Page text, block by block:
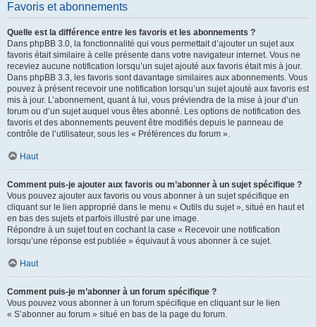
Favoris et abonnements
Quelle est la différence entre les favoris et les abonnements ?
Dans phpBB 3.0, la fonctionnalité qui vous permettait d’ajouter un sujet aux
favoris était similaire à celle présente dans votre navigateur internet. Vous ne
receviez aucune notification lorsqu’un sujet ajouté aux favoris était mis à jour.
Dans phpBB 3.3, les favoris sont davantage similaires aux abonnements. Vous
pouvez à présent recevoir une notification lorsqu’un sujet ajouté aux favoris est
mis à jour. L’abonnement, quant à lui, vous préviendra de la mise à jour d’un
forum ou d’un sujet auquel vous êtes abonné. Les options de notification des
favoris et des abonnements peuvent être modifiés depuis le panneau de
contrôle de l’utilisateur, sous les « Préférences du forum ».
Haut
Comment puis-je ajouter aux favoris ou m’abonner à un sujet spécifique ?
Vous pouvez ajouter aux favoris ou vous abonner à un sujet spécifique en
cliquant sur le lien approprié dans le menu « Outils du sujet », situé en haut et
en bas des sujets et parfois illustré par une image.
Répondre à un sujet tout en cochant la case « Recevoir une notification
lorsqu’une réponse est publiée » équivaut à vous abonner à ce sujet.
Haut
Comment puis-je m’abonner à un forum spécifique ?
Vous pouvez vous abonner à un forum spécifique en cliquant sur le lien
« S’abonner au forum » situé en bas de la page du forum.